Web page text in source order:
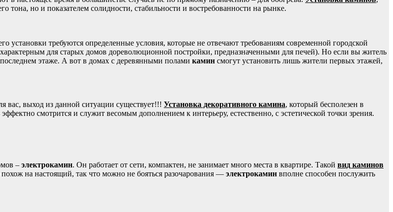
тона, но и показателем солидности, стабильности и востребованности на рынке.
установки требуются определенные условия, которые не отвечают требованиям современной городской
для старых домов дореволюционной постройки, предназначенными для печей). Но если вы житель
этаже. А вот в домах с деревянными полами камин смогут установить лишь жители первых этажей,
вас, выход из данной ситуации существует!!! Установка декоративного камина, который бесполезен в
смотрится и служит весомым дополнением к интерьеру, естественно, с эстетической точки зрения.
– электрокамин. Он работает от сети, компактен, не занимает много места в квартире. Такой вид каминов
на настоящий, так что можно не бояться разочарования — электрокамин вполне способен послужить